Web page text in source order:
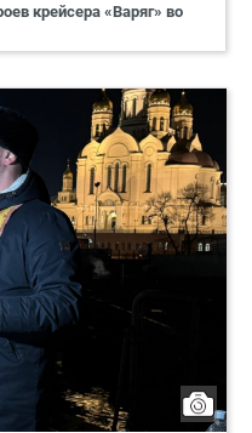
крейсера «Варяг» во